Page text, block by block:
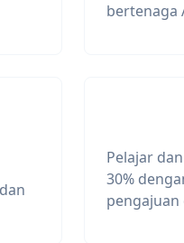
bertenaga
Pelajar
30%